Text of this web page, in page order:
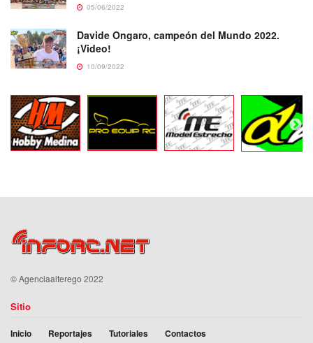
05/06/2022
Davide Ongaro, campeón del Mundo 2022.
¡Video!
10/09/2022
©Agenciaalterego 2022
Sitio
Inicio Reportajes Tutoriales Contactos